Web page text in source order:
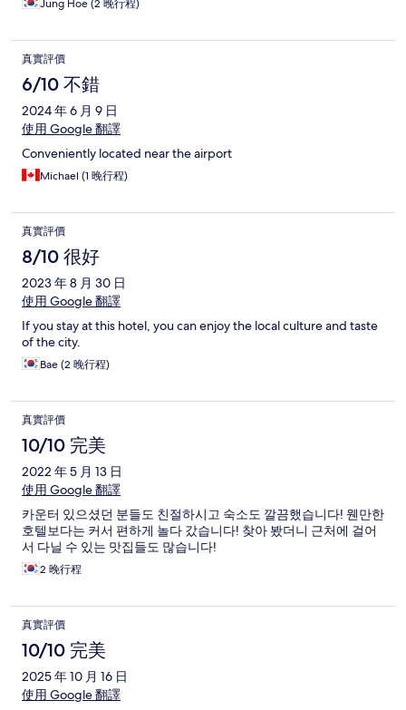
Jung Hoe (2 晚行程)
真實評價
6/10 不錯
2024 年 6 月 9 日
使用 Google 翻譯
Conveniently located near the airport
Michael (1 晚行程)
真實評價
8/10 很好
2023 年 8 月 30 日
使用 Google 翻譯
If you stay at this hotel, you can enjoy the local culture and taste
of the city.
Bae (2 晚行程)
真實評價
10/10 完美
2022 年 5 月 13 日
使用 Google 翻譯
카운터 있으셨던 분들도 친절하시고 숙소도 깔끔했습니다! 웬만한
호텔보다는 커서 편하게 놀다 갔습니다! 찾아 봤더니 근처에 걸어
서 다닐 수 있는 맛집들도 많습니다!
2 晚行程
真實評價
10/10 完美
2025 年 10 月 16 日
使用 Google 翻譯